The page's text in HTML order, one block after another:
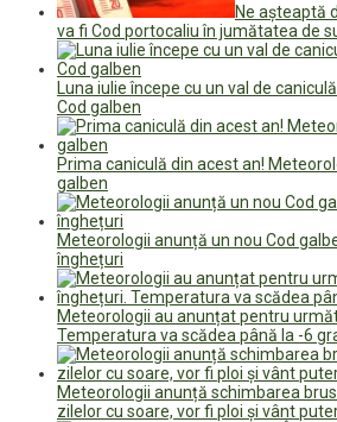
Ne așteaptă
va fi Cod portocaliu în jumătatea de
Luna iulie începe cu un val de
Cod galben
Prima caniculă din acest an!
galben
Meteorologii anunță un nou Cod
înghețuri
Meteorologii au anunțat pentru
Temperatura va scădea până la -6
Meteorologii anunță schimbarea
zilelor cu soare, vor fi ploi și vânt